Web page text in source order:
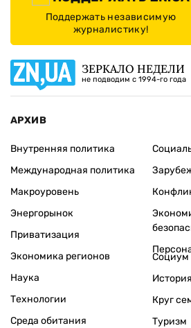
Поддержать независимую
журналистику!
ЗЕРКАЛО НЕДЕЛИ
не подводим с 1994-го года
АРХИВ
Внутренняя политика
Международная политика
Макроуровень
Энергорынок
Приватизация
Экономика регионов
Наука
Технологии
Среда обитания
Социум
История
Круг
Туризм